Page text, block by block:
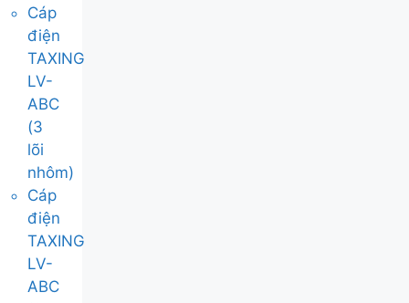
Cáp
điện
TAXING
LV-
ABC
(3
lõi
nhôm)
Cáp
điện
TAXING
LV-
ABC